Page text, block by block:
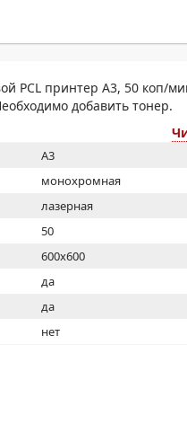
PCL принтер A3, 50 коп/
добавить тонер.
A3
монохромная
лазерная
50
600x600
да
да
нет